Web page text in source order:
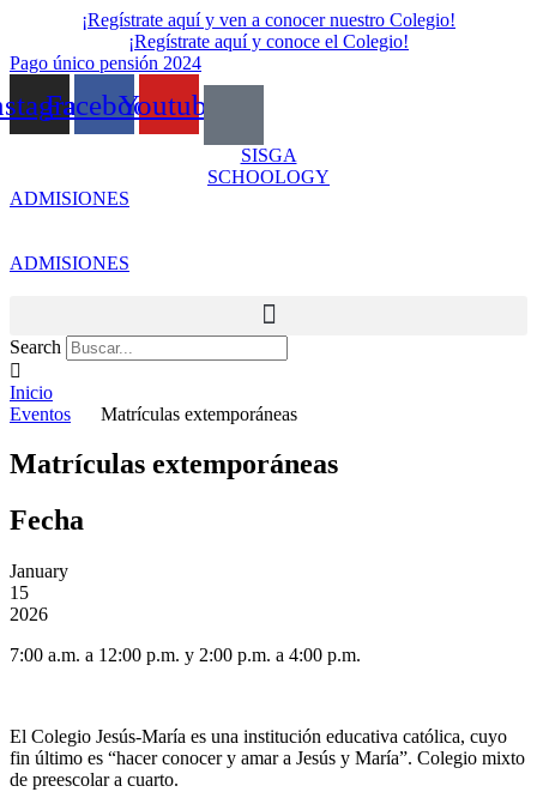
content
¡Regístrate aquí y ven a conocer nuestro Colegio!
¡Regístrate aquí y conoce el Colegio!
Pago único pensión 2024
FacebookYoutube
SISGA
SCHOOLOGY
ADMISIONES
ADMISIONES
Search
Inicio
Eventos
Matrículas extemporáneas
Matrículas extemporáneas
Fecha
January
15
2026
7:00 a.m. a 12:00 p.m. y 2:00 p.m. a 4:00 p.m.
El Colegio Jesús-María es una institución educativa católica, cuyo
fin último es “hacer conocer y amar a Jesús y María”. Colegio mixto
de preescolar a cuarto.